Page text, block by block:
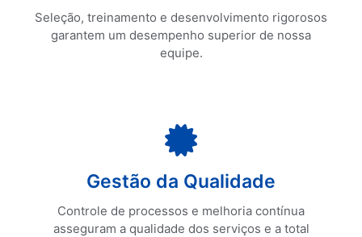
Seleção, treinamento e desenvolvimento rigorosos
garantem um desempenho superior de nossa
equipe.
Gestão da Qualidade
Controle de processos e melhoria contínua
asseguram a qualidade dos serviços e a total
Solicite uma Cotação